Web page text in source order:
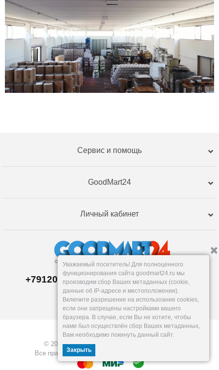
Сервис и помощь
GoodMart24
Личный кабинет
+79120359762, +79120359761 MAX,TG
Склад в Екатеринбург е
Пн-Пт: 10-19, Сб, Вс: вых.
info@goodmart24.ru
© 2026, GoodMart24.ru — Склад низких цен.
Все права защищены. Разработка —
Уважаемый посетитель! Для полноценного
функционирования сайта goodmart24.ru мы
производим сбор Ваших метаданных (cookie,
данные об IP-адресе и местоположении).
Включите разрешение на использоание cookies,
если они запрещены настройками вашего
браузера. В случае, если Вы не хотите, чтобы
нами был осуществлён сбор Ваших метаданных,
Вам необходимо покинуть данный сайт.
Закрыть